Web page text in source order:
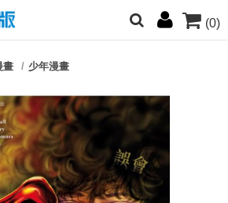
(0)
畫 少年漫畫